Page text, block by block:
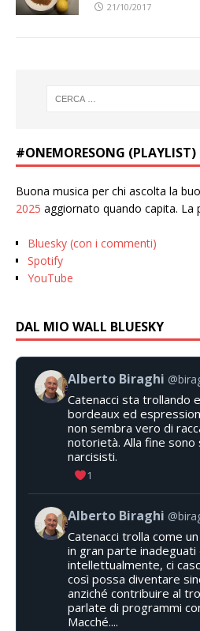
21/10/2017
#ONEMORESONG (PLAYLIST)
Buona musica per chi ascolta la
2025 aggiornato quando capita. La
Bluesky (con i commenti)
Spotify
YouTube
DAL MIO WALL BLUESKY
Alberto Biraghi
Catenacci sta trollando
bordeaux ed
non sembra vero di
notorietà. Alla fine
narcisisti.
1
Alberto Biraghi
Catenacci trolla come
in gran parte
intellettualmente, ci
così possa diventare
anziché contribuire al
parlate di programmi
Macché....